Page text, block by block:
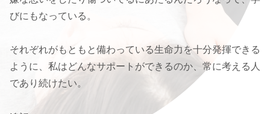
びにもなっている。
それぞれがもともと備わっている生命力を十分発揮できる
ように、私はどんなサポートができるのか、常に考える人
であり続けたい。